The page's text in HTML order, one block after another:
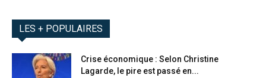
LES + POPULAIRES
Crise économique : Selon Christine
Lagarde, le pire est passé en...